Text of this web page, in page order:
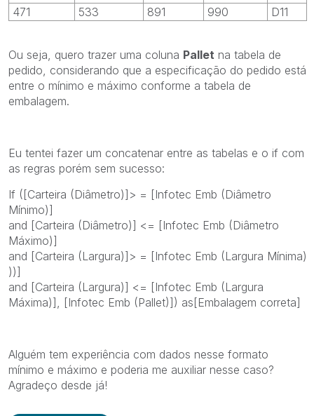
471
533 891 990 D11
Ou seja, quero trazer uma coluna Pallet na tabela de
pedido, considerando que a especificação do pedido está
entre o mínimo e máximo conforme a tabela de
embalagem.
Eu tentei fazer um concatenar entre as tabelas e o if com
as regras porém sem sucesso:
If ([Carteira (Diâmetro)]> = [Infotec Emb (Diâmetro
Mínimo)]
and [Carteira (Diâmetro)] <= [Infotec Emb (Diâmetro
Máximo)]
and [Carteira (Largura)]> = [Infotec Emb (Largura Mínima)
))]
and [Carteira (Largura)] <= [Infotec Emb (Largura
Máxima)], [Infotec Emb (Pallet)]) as[Embalagem correta]
Alguém tem experiência com dados nesse formato
mínimo e máximo e poderia me auxiliar nesse caso?
Agradeço desde já!